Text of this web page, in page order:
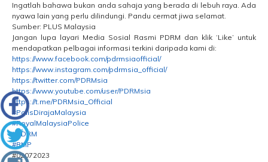
Ingatlah bahawa bukan anda sahaja yang berada di lebuh raya. Ada
nyawa lain yang perlu dilindungi. Pandu cermat jiwa selamat.
Sumber: PLUS Malaysia
Jangan lupa layari Media Sosial Rasmi PDRM dan klik ‘Like’ untuk
mendapatkan pelbagai informasi terkini daripada kami di:
https://www.facebook.com/pdrmsiaofficial/
https://www.instagram.com/pdrmsia_official/
https://twitter.com/PDRMsia
https://www.youtube.com/user/PDRMsia
https://t.me/PDRMsia_Official
#PolisDirajaMalaysia
#RoyalMalaysiaPolice
#PDRM
#RMP
#02072023